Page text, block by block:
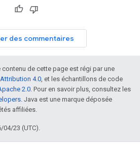
des commentaires
de cette page est régi par une
4.0, et les échantillons de code
2.0. Pour en savoir plus, consultez les
. Java est une marque déposée
affiliées.
04/23 (UTC).